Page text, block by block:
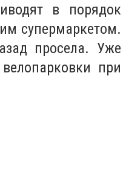
в порядок
супермаркетом.
просела. Уже
при